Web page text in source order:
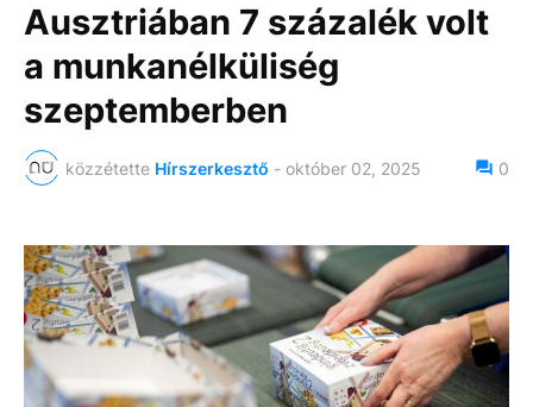
Ausztriában 7 százalék volt
a munkanélküliség
szeptemberben
közzétette Hírszerkesztő - október 02, 2025 0